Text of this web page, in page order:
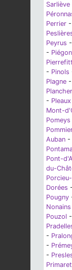
Sarliève
Perrier -
Peyrus -
- Piégon
- Pinols
Plagne -
- Pleaux
Mont-
Pomeys
Auban -
Pont-
du-
Dorées -
Pougny
Nonains
Pouzol -
-
-
-